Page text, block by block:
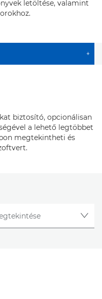
letöltése, valamint
+
biztosító, opcionálisan
a lehető legtöbbet
megtekintheti és